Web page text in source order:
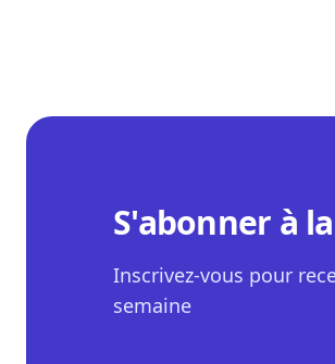
S'abonner à
Inscrivez-vous pour
semaine